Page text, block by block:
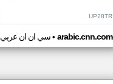
UP28TR
سي ان ان عربي• arabic.cnn.com